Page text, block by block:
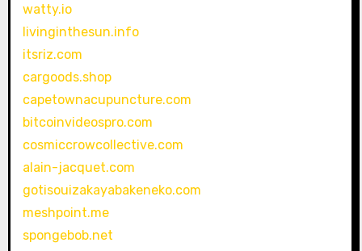
watty.io
livinginthesun.info
itsriz.com
cargoods.shop
capetownacupuncture.com
bitcoinvideospro.com
cosmiccrowcollective.com
alain-jacquet.com
gotisouizakayabakeneko.com
meshpoint.me
spongebob.net